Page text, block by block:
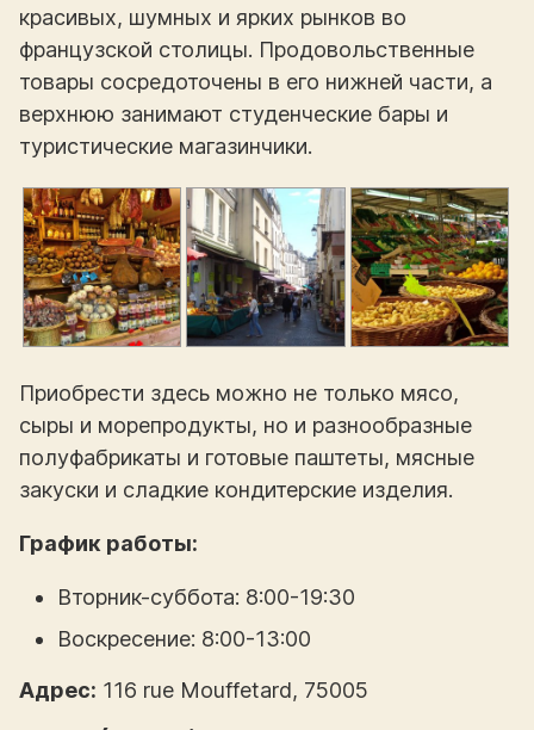
красивых, шумных и ярких рынков во
французской столицы. Продовольственные
товары сосредоточены в его нижней части, а
верхнюю занимают студенческие бары и
туристические магазинчики.
Приобрести здесь можно не только мясо,
сыры и морепродукты, но и разнообразные
полуфабрикаты и готовые паштеты, мясные
закуски и сладкие кондитерские изделия.
График работы:
Вторник-суббота: 8:00-19:30
Воскресение: 8:00-13:00
Адрес: 116 rue Mouffetard, 75005